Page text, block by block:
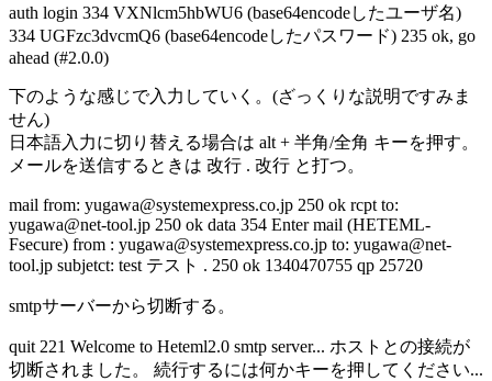
auth login 334 VXNlcm5hbWU6 (base64encodeしたユーザ名)
334 UGFzc3dvcmQ6 (base64encodeしたパスワード) 235 ok, go
ahead (#2.0.0)
下のような感じで入力していく。(ざっくりな説明ですみま
せん)
日本語入力に切り替える場合は alt + 半角/全角 キーを押す。
メールを送信するときは 改行 . 改行 と打つ。
mail from: yugawa@systemexpress.co.jp 250 ok rcpt to:
yugawa@net-tool.jp 250 ok data 354 Enter mail (HETEML-
Fsecure) from : yugawa@systemexpress.co.jp to: yugawa@net-
tool.jp subjetct: test テスト . 250 ok 1340470755 qp 25720
smtpサーバーから切断する。
quit 221 Welcome to Heteml2.0 smtp server... ホストとの接続が
切断されました。 続行するには何かキーを押してください...